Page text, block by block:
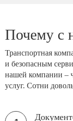
Почему с
Транспортная
и безопасным
нашей компании –
услуг. Сотни